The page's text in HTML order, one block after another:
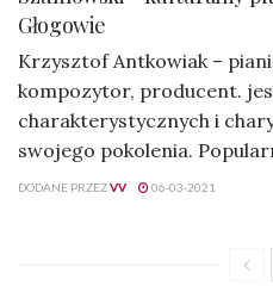
Głogowie
Krzysztof Antkowiak –
kompozytor, producent.
charakterystycznych i
swojego pokolenia.
DODANE PRZEZVV 06-03-2021